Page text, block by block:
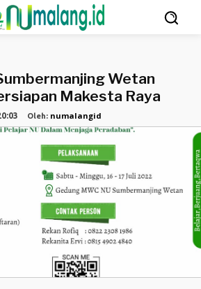
Wetan
Makesta Raya
Oleh: numalangid